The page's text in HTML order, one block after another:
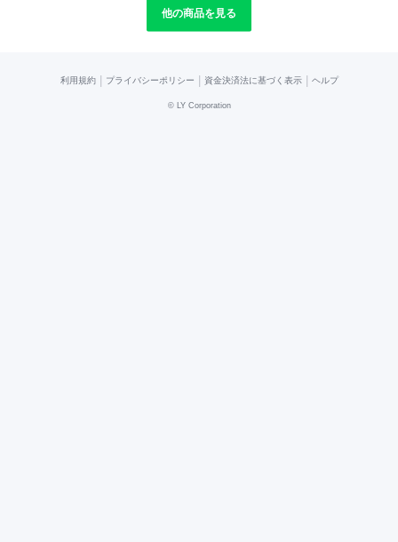
他の商品を見る
利用規約 プライバシーポリシー 資金決済法に基づく表示 ヘルプ
© LY Corporation